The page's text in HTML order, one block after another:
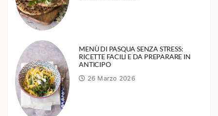
MENÙ DI PASQUA SENZA STRESS:
RICETTE FACILI E DA PREPARARE IN
ANTICIPO
26 Marzo 2026